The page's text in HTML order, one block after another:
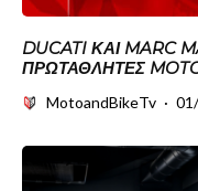
DUCATI ΚΑΙ MARC
ΠΡΩΤΑΘΛΗΤΈΣ
MotoandBikeTv ·